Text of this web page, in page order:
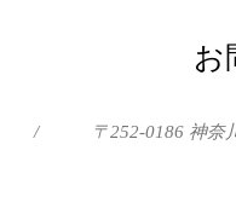
お
/ 〒252-0186 神奈